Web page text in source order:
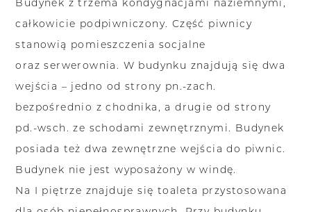
Budynek z trzema kondygnacjami naziemnymi,
całkowicie podpiwniczony. Część piwnicy
stanowią pomieszczenia socjalne
oraz serwerownia. W budynku znajdują się dwa
wejścia – jedno od strony pn.-zach.
bezpośrednio z chodnika, a drugie od strony
pd.-wsch. ze schodami zewnętrznymi. Budynek
posiada też dwa zewnętrzne wejścia do piwnic.
Budynek nie jest wyposażony w windę.
Na I piętrze znajduje się toaleta przystosowana